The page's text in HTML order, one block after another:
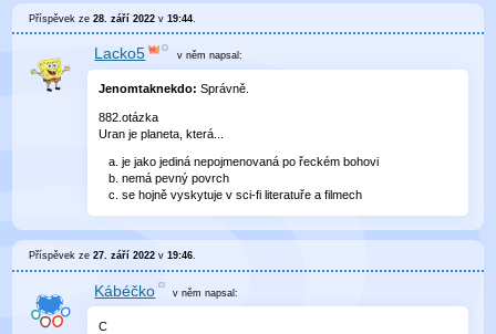
Příspěvek ze28. září 2022 v19:44
Lacko5 v něm napsal:
Jenomtaknekdo: Správně.
882.otázka
Uran je planeta, která...
je jako jediná nepojmenovaná po řeckém bohovi
nemá pevný povrch
se hojně vyskytuje v sci-fi literatuře a filmech
Příspěvek ze27. září 2022 v19:46.
Kábéčko v němnapsal:
C